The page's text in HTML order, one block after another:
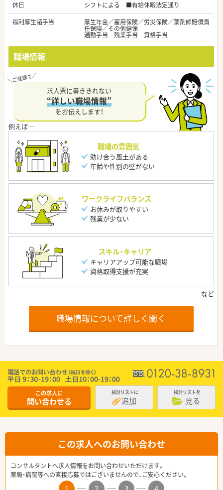
休日
シフトによる ■有給休暇法定通り
福利厚生諸手当
厚生年金／雇用保険／労災保険／薬剤師賠償責
任保険／その他健保
通勤手当 残業手当 資格手当
職場情報
求人票に書ききれない
“詳しい職場情報”
をお伝えします！
職場の雰囲気
助け合う風土がある
年齢や性別の壁がない
ワークライフバランス
お休みが取りやすい
残業が少ない
スキル・キャリア
キャリアアップ可能な職場
資格取得支援が充実
職場情報について詳しく聞く
この求人に
問い合わせる
検討リストに
追加
検討リストを
見る
この求人へのお問い合わせ
コンサルタントへ求人情報をお問い合わせいただけます。
薬局・病院等への直接応募ではございませんので、ご安心ください。